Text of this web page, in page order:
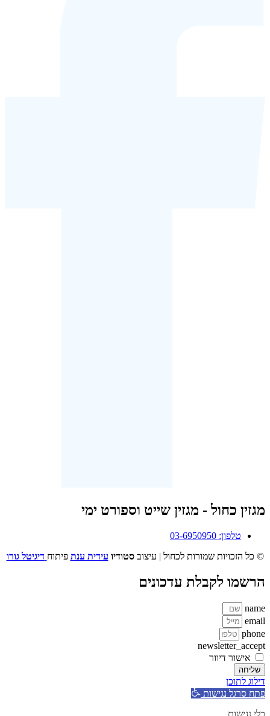
מגזין כחול - מגזין שייט וספורט ימי
טלפון: 03-6950950
© כל הזכויות שמורות לכחול | עיצובסטודיו עידית ענת פיתוח דיגיטל גורו
הרשמו לקבלת עדכונים
name
email
phone
newsletter_accept
אישור דיוור
שליחה
דילוג לתוכן
פתח סרגל נגישות
כלי נגישות